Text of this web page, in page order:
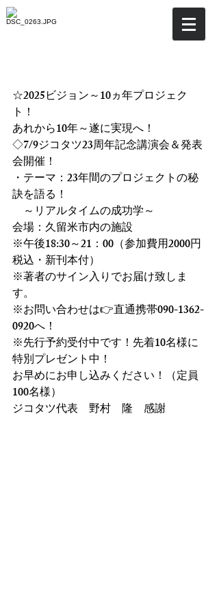
☆2025ビジョン～10ヵ年プロジェク
ト！
あれから10年～遂に実現へ！
◇7/9ジコタツ23周年記念講演会＆発表
会開催！
・テーマ：23年間のプロジェクトの秘
訣を語る！
～リアルタイムの成功学～
会場：久留米市内の施設
※午後18:30～21：00（参加費用2000円
税込・新刊本付）
※著者のサイン入りでお届け致しま
す。
※お問い合わせは👉直通携帯090-1362-
0920へ！
※先行予約受付中です！先着10名様に
特別プレゼント中！
お早めにお申し込みください！（定員
100名様）
ジコタツ代表　野村　隆　感謝